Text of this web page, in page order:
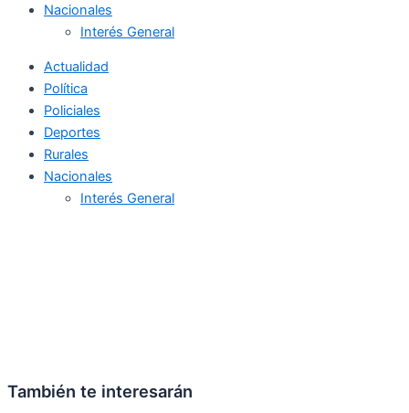
Nacionales
Interés General
Actualidad
Política
Policiales
Deportes
Rurales
Nacionales
Interés General
También te interesarán